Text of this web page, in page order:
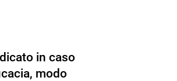
in caso
modo